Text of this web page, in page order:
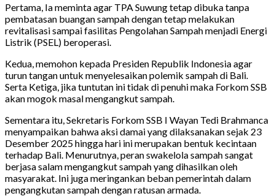
Pertama, Ia meminta agar TPA Suwung tetap dibuka tanpa
pembatasan buangan sampah dengan tetap melakukan
revitalisasi sampai fasilitas Pengolahan Sampah menjadi Energi
Listrik (PSEL) beroperasi.
Kedua, memohon kepada Presiden Republik Indonesia agar
turun tangan untuk menyelesaikan polemik sampah di Bali.
Serta Ketiga, jika tuntutan ini tidak di penuhi maka Forkom SSB
akan mogok masal mengangkut sampah.
Sementara itu, Sekretaris Forkom SSB I Wayan Tedi Brahmanca
menyampaikan bahwa aksi damai yang dilaksanakan sejak 23
Desember 2025 hingga hari ini merupakan bentuk kecintaan
terhadap Bali. Menurutnya, peran swakelola sampah sangat
berjasa salam mengangkut sampah yang dihasilkan oleh
masyarakat. Ini juga meringankan beban pemerintah dalam
pengangkutan sampah dengan ratusan armada.